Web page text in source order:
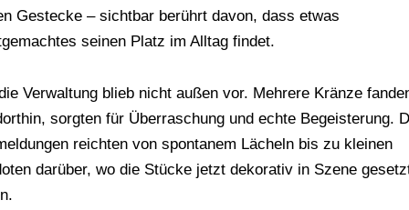
Gestecke – sichtbar berührt davon, dass etwas
seinen Platz im Alltag findet.
Verwaltung blieb nicht außen vor. Mehrere Kränze
sorgten für Überraschung und echte Begeisterung.
reichten von spontanem Lächeln bis zu kleinen
darüber, wo die Stücke jetzt dekorativ in Szene